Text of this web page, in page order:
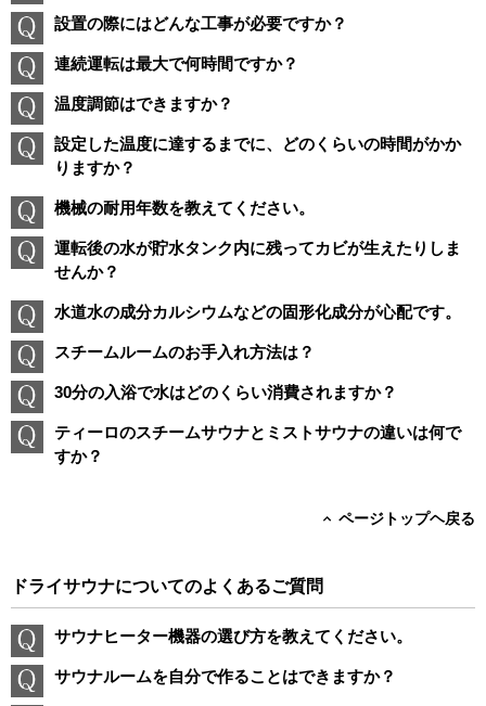
設置の際にはどんな工事が必要ですか？
連続運転は最大で何時間ですか？
温度調節はできますか？
設定した温度に達するまでに、どのくらいの時間がかか
りますか？
機械の耐用年数を教えてください。
運転後の水が貯水タンク内に残ってカビが生えたりしま
せんか？
水道水の成分カルシウムなどの固形化成分が心配です。
スチームルームのお手入れ方法は？
30分の入浴で水はどのくらい消費されますか？
ティーロのスチームサウナとミストサウナの違いは何で
すか？
ページトップヘ戻る
ドライサウナについてのよくあるご質問
サウナヒーター機器の選び方を教えてください。
サウナルームを自分で作ることはできますか？